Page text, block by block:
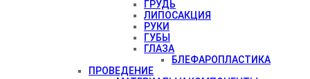
ГРУДЬ
ЛИПОСАКЦИЯ
РУКИ
ГУБЫ
ГЛАЗА
БЛЕФАРОПЛАСТИКА
ПРОВЕДЕНИЕ